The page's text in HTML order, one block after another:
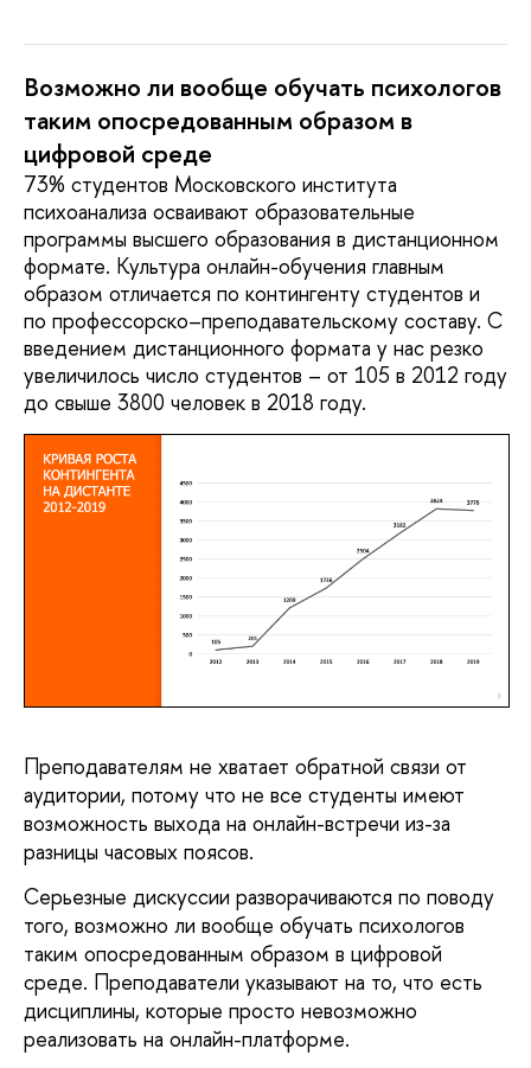
Возможно ли вообще обучать психологов
таким опосредованным образом в
цифровой среде
73% студентов Московского института
психоанализа осваивают образовательные
программы высшего образования в дистанционном
формате. Культура онлайн-обучения главным
образом отличается по контингенту студентов и
по профессорско–преподавательскому составу. С
введением дистанционного формата у нас резко
увеличилось число студентов – от 105 в 2012 году
до свыше 3800 человек в 2018 году.
Преподавателям не хватает обратной связи от
аудитории, потому что не все студенты имеют
возможность выхода на онлайн-встречи из-за
разницы часовых поясов.
Серьезные дискуссии разворачиваются по поводу
того, возможно ли вообще обучать психологов
таким опосредованным образом в цифровой
среде. Преподаватели указывают на то, что есть
дисциплины, которые просто невозможно
реализовать на онлайн-платформе.